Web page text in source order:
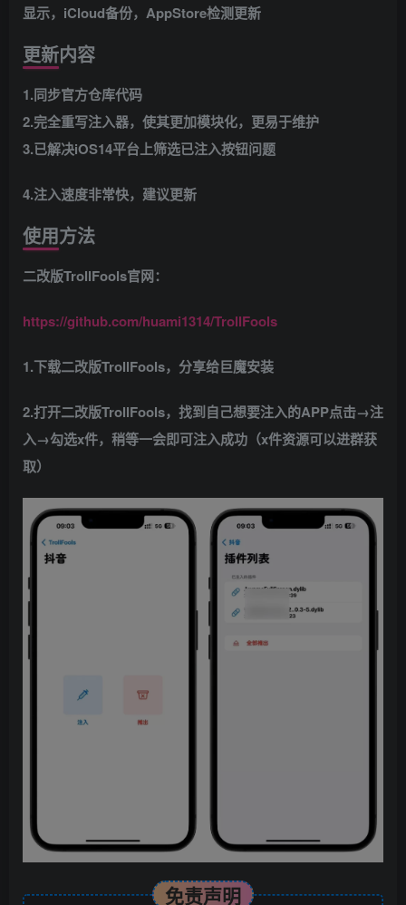
显示，iCloud备份，AppStore检测更新
更新内容
1.同步官方仓库代码
2.完全重写注入器，使其更加模块化，更易于维护
3.已解决iOS14平台上筛选已注入按钮问题
4.注入速度非常快，建议更新
使用方法
二改版TrollFools官网：
https://github.com/huami1314/TrollFools
1.下载二改版TrollFools，分享给巨魔安装
2.打开二改版TrollFools，找到自己想要注入的APP点击→注
入→勾选x件，稍等一会即可注入成功（x件资源可以进群获
取）
免责声明